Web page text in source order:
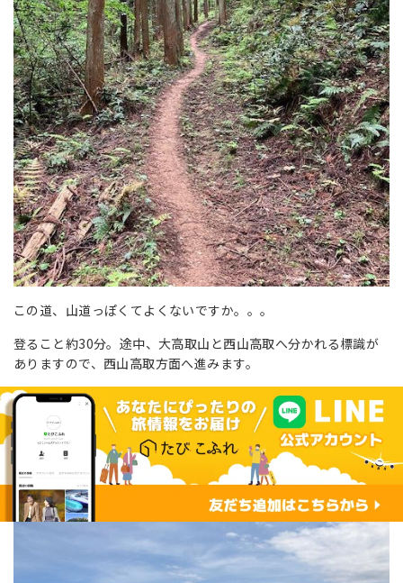
この道、山道っぽくてよくないですか。。。
登ること約30分。途中、大高取山と西山高取へ分かれる標識が
ありますので、西山高取方面へ進みます。